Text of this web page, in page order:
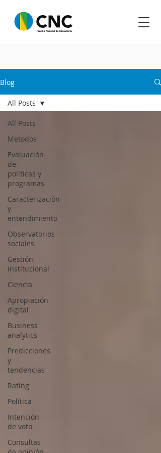
Blog
All Posts
Metodos
Evaluación
de
políticas y
programas
Caracterización
y
entendimiento
Observatorios
sociales
Gestión
institucional
Ciencia
Apropiación
digital
Business
analytics
Predicciones
y
tendencias
Rating
Política
Intención
de voto
Consultas
All Posts